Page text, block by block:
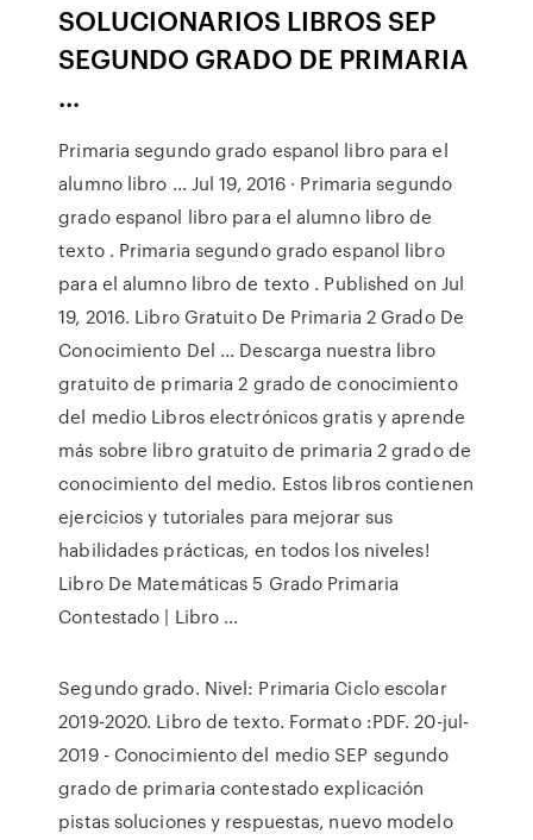
SOLUCIONARIOS LIBROS SEP
SEGUNDO GRADO DE PRIMARIA
...
Primaria segundo grado espanol libro para el
alumno libro ... Jul 19, 2016 · Primaria segundo
grado espanol libro para el alumno libro de
texto . Primaria segundo grado espanol libro
para el alumno libro de texto . Published on Jul
19, 2016. Libro Gratuito De Primaria 2 Grado De
Conocimiento Del ... Descarga nuestra libro
gratuito de primaria 2 grado de conocimiento
del medio Libros electrónicos gratis y aprende
más sobre libro gratuito de primaria 2 grado de
conocimiento del medio. Estos libros contienen
ejercicios y tutoriales para mejorar sus
habilidades prácticas, en todos los niveles!
Libro De Matemáticas 5 Grado Primaria
Contestado | Libro ...
Segundo grado. Nivel: Primaria Ciclo escolar
2019-2020. Libro de texto. Formato :PDF. 20-jul-
2019 - Conocimiento del medio SEP segundo
grado de primaria contestado explicación
pistas soluciones y respuestas, nuevo modelo